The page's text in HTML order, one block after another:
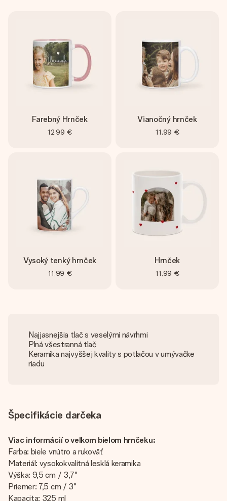
Farebný Hrnček
12,99 €
Vianočný hrnček
11,99 €
Vysoký tenký hrnček
11,99 €
Hrnček
11,99 €
Najjasnejšia tlač s veselými návrhmi
Plná všestranná tlač
Keramika najvyššej kvality s potlačou v umývačke
riadu
Špecifikácie darčeka
Viac informácií o veľkom bielom hrnčeku:
Farba: biele vnútro a rukoväť
Materiál: vysokokvalitná lesklá keramika
Výška: 9,5 cm / 3,7"
Priemer: 7,5 cm / 3"
Kapacita: 325 ml